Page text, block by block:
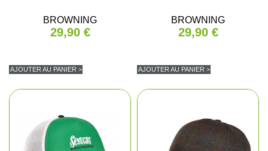
BROWNING
29,90 €
AJOUTER AU PANIER >
BROWNING
29,90 €
AJOUTER AU PANIER >